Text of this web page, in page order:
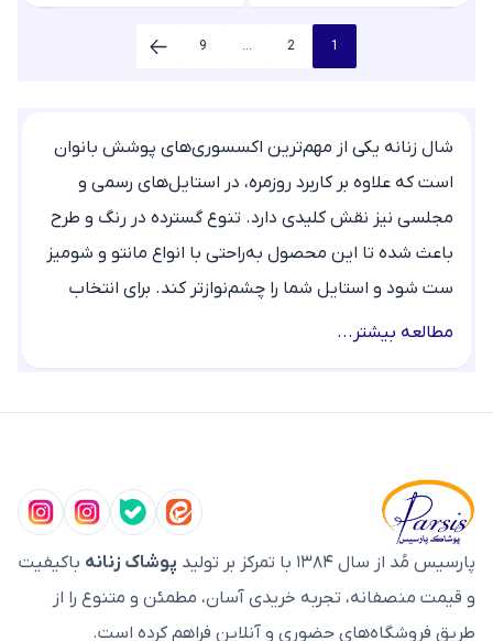
1
2
...
9
شال زنانه یکی از مهم‌ترین اکسسوری‌های پوشش بانوان
است که علاوه بر کاربرد روزمره، در استایل‌های رسمی و
مجلسی نیز نقش کلیدی دارد. تنوع گسترده در رنگ و طرح
باعث شده تا این محصول به‌راحتی با انواع مانتو و شومیز
ست شود و استایل شما را چشم‌نوازتر کند. برای انتخاب
درست، فاکتورهایی مانند جنس پارچه، فصل و هماهنگی با
را با کیفیت بالا ارائه می‌دهیم تا خریدی بی‌نظیر داشته
باشید.
انواع شال
در پارسیس مد، انواع کاملی از انواع شالبرای هر سلیقه و
مطالعه بیشتر...
پارسیس مُد از سال ۱۳۸۴ با تمرکز بر تولید پوشاک زنانه باکیفیت
و قیمت منصفانه، تجربه خریدی آسان، مطمئن و متنوع را از
طریق فروشگاه‌های حضوری و آنلاین فراهم کرده است.